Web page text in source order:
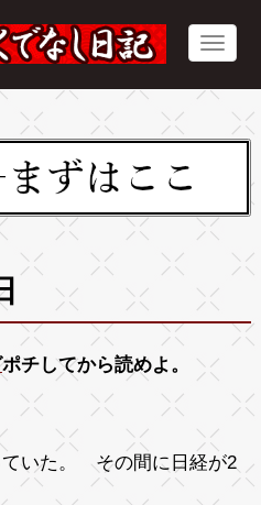
ポチしてから読めよ。
いた。 その間に日経が2